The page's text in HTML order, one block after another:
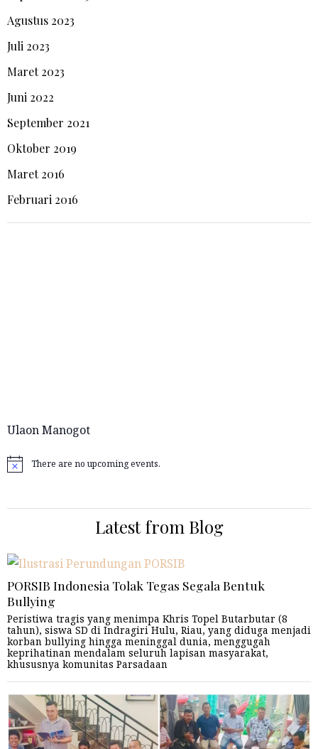
Agustus 2023
Juli 2023
Maret 2023
Juni 2022
September 2021
Oktober 2019
Maret 2016
Februari 2016
Ulaon Manogot
Notice There are no upcoming events.
Latest from Blog
PORSIB Indonesia Tolak Tegas Segala Bentuk
Bullying
Peristiwa tragis yang menimpa Khris Topel Butarbutar (8
tahun), siswa SD di Indragiri Hulu, Riau, yang diduga menjadi
korban bullying hingga meninggal dunia, menggugah
keprihatinan mendalam seluruh lapisan masyarakat,
khususnya komunitas Parsadaan